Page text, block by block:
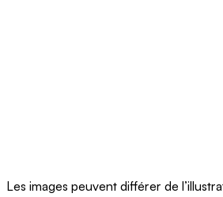
Les images peuvent différer de